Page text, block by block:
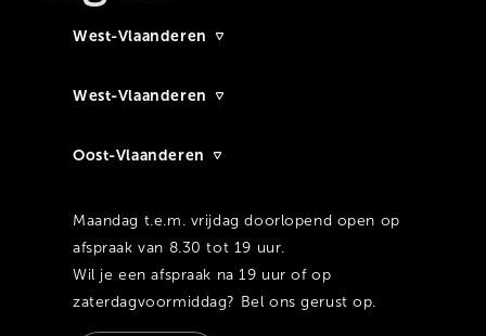
West-Vlaanderen
West-Vlaanderen
Oost-Vlaanderen
Maandag t.e.m. vrijdag doorlopend open op
afspraak van 8.30 tot 19 uur.
Wil je een afspraak na 19 uur of op
zaterdagvoormiddag? Bel ons gerust op.